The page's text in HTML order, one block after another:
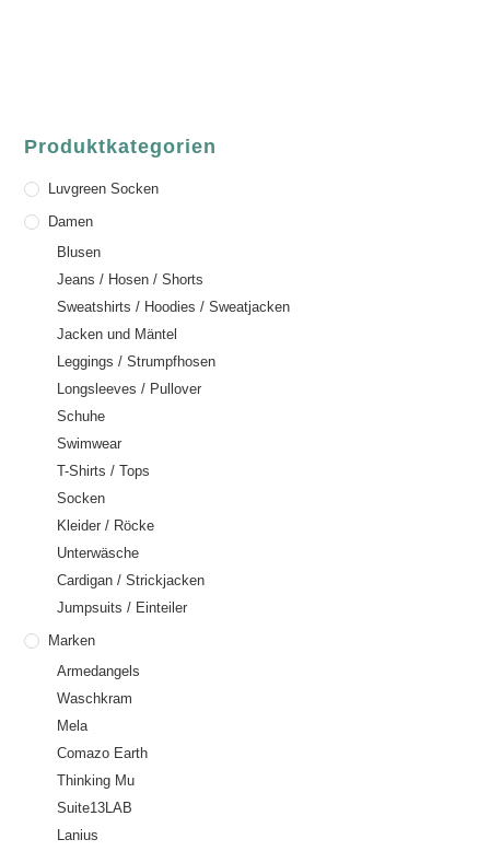
Produktkategorien
Luvgreen Socken
Damen
Blusen
Jeans / Hosen / Shorts
Sweatshirts / Hoodies / Sweatjacken
Jacken und Mäntel
Leggings / Strumpfhosen
Longsleeves / Pullover
Schuhe
Swimwear
T-Shirts / Tops
Socken
Kleider / Röcke
Unterwäsche
Cardigan / Strickjacken
Jumpsuits / Einteiler
Marken
Armedangels
Waschkram
Mela
Comazo Earth
Thinking Mu
Suite13LAB
Lanius